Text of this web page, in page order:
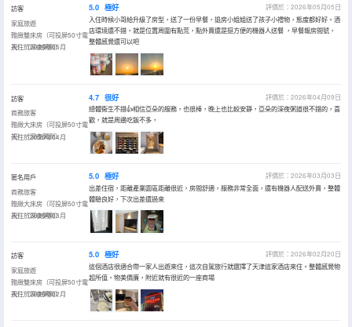
訪客
家庭旅遊
雅緻雙床房（可投屏50寸電
視）（深夜粥到）
入住於2026年05月
5.0 極好
評價於：2026年05月05日
入住時候小哥給升級了房型，送了一份早餐，退房小姐姐送了孩子小禮物，態度都好好。酒
店環境還不錯，就是位置周圍有點荒，點外賣還是挺方便的機器人送餐 ，早餐報房間號，
整體感覺還可以吧
訪客
商務旅客
雅緻大床房（可投屏50寸電
視）（深夜粥到）
入住於2026年04月
4.7 很好
評價於：2026年04月09日
總體衞生不錯👍相信亞朵的服務，也很棒，晚上也比較安靜，亞朵的深夜粥道很不錯的，喜
歡，就是周邊吃飯不多，
匿名用戶
商務旅客
雅緻大床房（可投屏50寸電
視）（深夜粥到）
入住於2026年03月
5.0 極好
評價於：2026年03月03日
出差住宿，距離產業園區距離很近，房間舒適，服務非常全面，還有機器人配送外賣，整體
體驗良好，下次出差還過來
訪客
家庭旅遊
雅緻雙床房（可投屏50寸電
視）（深夜粥到）
入住於2026年02月
5.0 極好
評價於：2026年02月20日
這個酒店很適合帶一家人出遊來住，這次自駕旅行就選擇了天津這家酒店來住。整體感覺物
超所值，物美價廉，附近就有很近的一座商場